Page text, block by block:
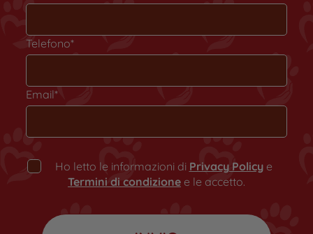
Telefono*
Email*
Ho letto le informazioni di Privacy Policye
Termini di condizione e le accetto.